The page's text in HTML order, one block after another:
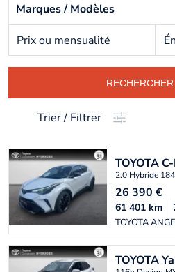
Marques / Modèles
Prix ou mensualité
Trier / Filtrer
TOYOTA
2.0 Hybride
26 390 €
TOYOTA
61 401 km
TOYOTA